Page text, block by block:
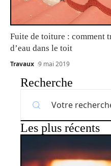
Fuite de toiture : comment
d’eau dans le toit
Travaux 9 mai 2019
Recherche
Les plus récents